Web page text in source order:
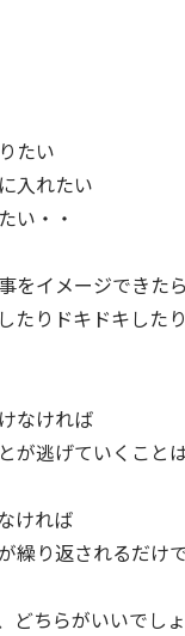
たい
入れたい
い・・
をイメージできたら
たりドキドキしたり
なければ
が逃げていくこと
ければ
繰り返されるだけ
どちらがいいでし